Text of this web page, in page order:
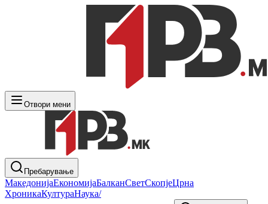
Отвори мени
Пребарување
МакедонијаЕкономијаБалканСветСкопјеЦрна
ХроникаКултураНаука/